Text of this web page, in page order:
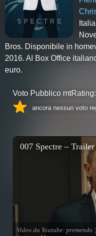
Bros. Disponibile in
2016. Al Box Office
euro.
Voto Pubblico mtRating:
ancora nessun voto